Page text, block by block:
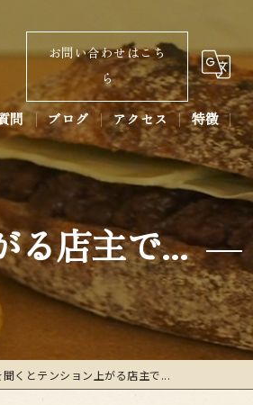
お問い合わせはこち
ら
問 ブログ
コラム
アクセス 特徴
パン
コーヒー
ラテアート
あんバター
ベーカリー
る店主で...
くとテンション上がる店主で...